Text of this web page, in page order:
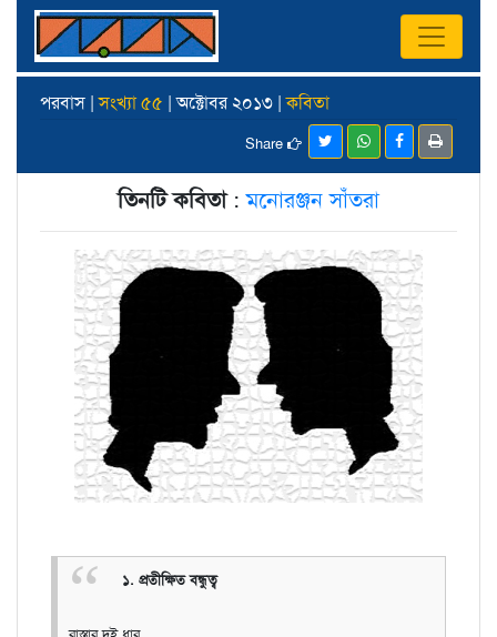
পরবাস |সংখ্যা ৫৫ | অক্টোবর ২০১৩ |কবিতা
Share
তিনটি কবিতা:মনোরঞ্জন সাঁতরা
১. প্রতীক্ষিত বন্ধুত্ব